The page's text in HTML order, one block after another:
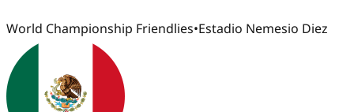
World Championship Friendlies•Estadio Nemesio Diez